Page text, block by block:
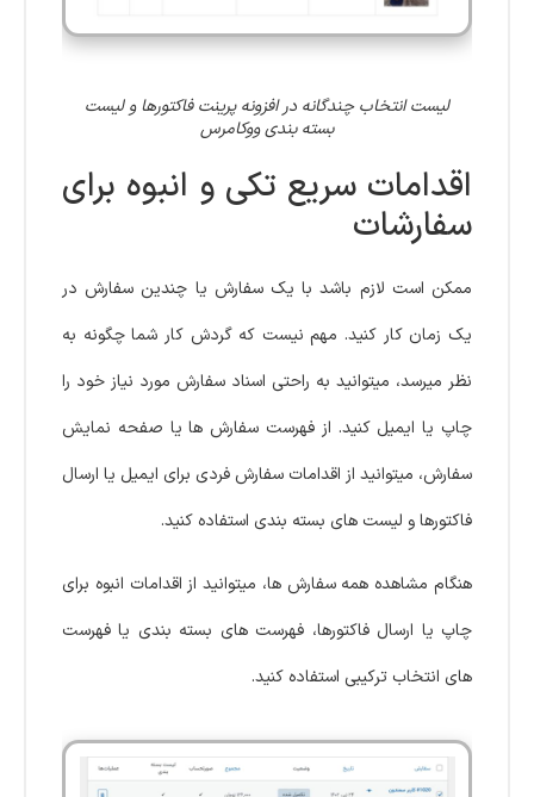
لیست انتخاب چندگانه در افزونه پرینت فاکتورها و لیست
بسته بندی ووکامرس
اقدامات سریع تکی و انبوه برای
سفارشات
ممکن است لازم باشد با یک سفارش یا چندین سفارش در
یک زمان کار کنید. مهم نیست که گردش کار شما چگونه به
نظر میرسد، میتوانید به راحتی اسناد سفارش مورد نیاز خود را
چاپ یا ایمیل کنید. از فهرست سفارش ها یا صفحه نمایش
سفارش، میتوانید از اقدامات سفارش فردی برای ایمیل یا ارسال
فاکتورها و لیست های بسته بندی استفاده کنید.
هنگام مشاهده همه سفارش ها، میتوانید از اقدامات انبوه برای
چاپ یا ارسال فاکتورها، فهرست های بسته بندی یا فهرست
های انتخاب ترکیبی استفاده کنید.